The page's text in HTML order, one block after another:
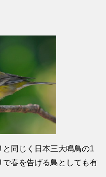
同じく日本三大鳴鳥の1
春を告げる鳥としても有